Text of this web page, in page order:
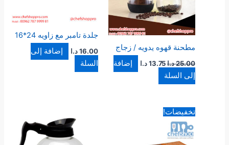
مطحنة قهوه يدويه / زجاج
25.00د.ا13.75 د.ا
إضافة
إلى السلة
جلدة تامبر مع زاويه 24*16
16.00د.ا
إضافة إلى
السلة
تخفيضات!السعر
الأصلي